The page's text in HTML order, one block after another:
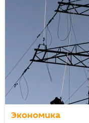
Экономика